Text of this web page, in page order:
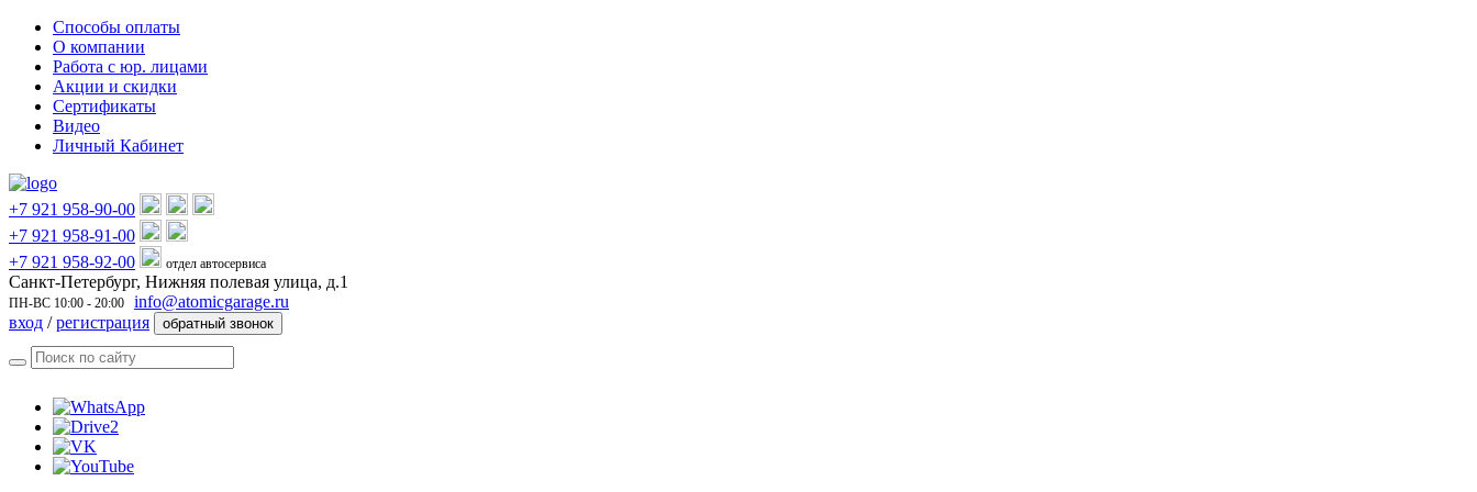
Способы оплаты
О компании
Работа с юр. лицами
Акции и скидки
Сертификаты
Видео
Личный Кабинет
+7 921 958-90-00
+7 921 958-91-00
+7 921 958-92-00
отдел автосервиса
Санкт-Петербург, Нижняя полевая улица, д.1
ПН-ВС 10:00 - 20:00
info@atomicgarage.ru
вход /регистрация обратный звонок